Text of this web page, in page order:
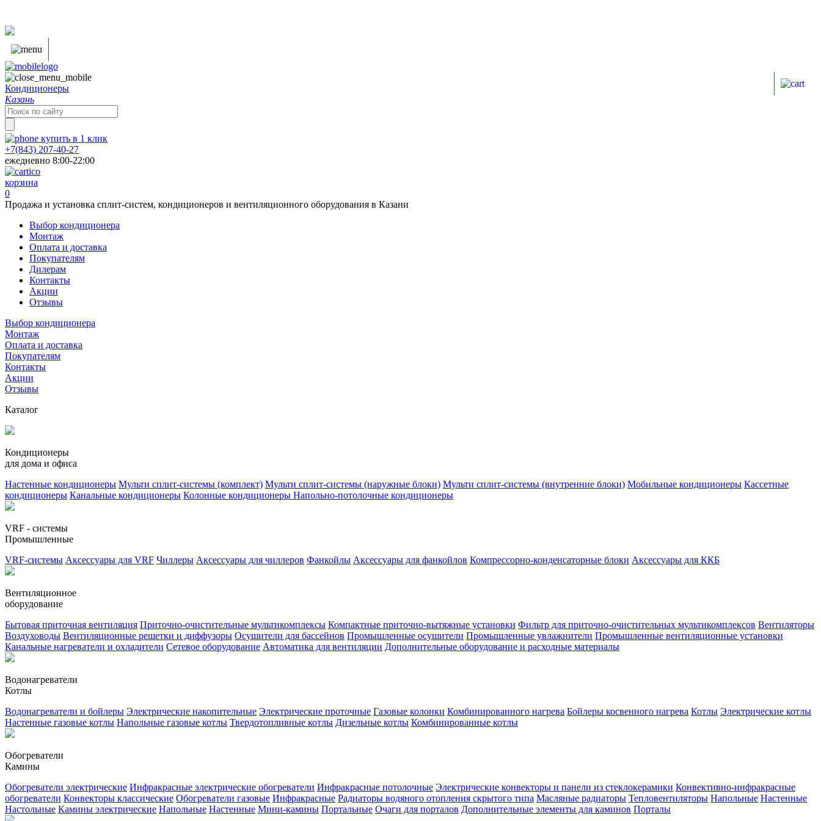
Кондиционеры
Казань
Search
for:
купить в 1 клик
+7(843) 207-40-27
ежедневно 8:00-22:00
корзина
0
Продажа и установка сплит-систем, кондиционеров и вентиляционного оборудования в Казани
Выбор кондиционера
Монтаж
Оплата и доставка
Покупателям
Дилерам
Контакты
Акции
Отзывы
Выбор кондиционера
Монтаж
Оплата и доставка
Покупателям
Контакты
Акции
Отзывы
Каталог
Кондиционеры
для дома и офиса
Настенные кондиционеры Мульти сплит-системы (комплект) Мульти сплит-системы (наружные блоки) Мульти сплит-системы (внутренние блоки) Мобильные кондиционеры Кассетные
кондиционеры Канальные кондиционеры Колонные кондиционеры Напольно-потолочные кондиционеры
VRF - системы
Промышленные
VRF-системы Аксессуары для VRF Чиллеры Аксессуары для чиллеров Фанкойлы Аксессуары для фанкойлов Компрессорно-конденсаторные блоки Аксессуары для ККБ
Вентиляционное
оборудование
Бытовая приточная вентиляция Приточно-очистительные мультикомплексы Компактные приточно-вытяжные установки Фильтр для приточно-очистительных мультикомплексов Вентиляторы
Воздуховоды Вентиляционные решетки и диффузоры Осушители для бассейнов Промышленные осушители Промышленные увлажнители Промышленные вентиляционные установки
Канальные нагреватели и охладители Сетевое оборудование Автоматика для вентиляции Дополнительные оборудование и расходные материалы
Водонагреватели
Котлы
Водонагреватели и бойлеры Электрические накопительные Электрические проточные Газовые колонки Комбинированного нагрева Бойлеры косвенного нагрева Котлы Электрические котлы
Настенные газовые котлы Напольные газовые котлы Твердотопливные котлы Дизельные котлы Комбинированные котлы
Обогреватели
Камины
Обогреватели электрические Инфракрасные электрические обогреватели Инфракрасные потолочные Электрические конвекторы и панели из стеклокерамики Конвективно-инфракрасные
обогреватели Конвекторы классические Обогреватели газовые Инфракрасные Радиаторы водяного отопления скрытого типа Масляные радиаторы Тепловентиляторы Напольные Настенные
Настольные Камины электрические Напольные Настенные Мини-камины Портальные Очаги для порталов Дополнительные элементы для каминов Порталы